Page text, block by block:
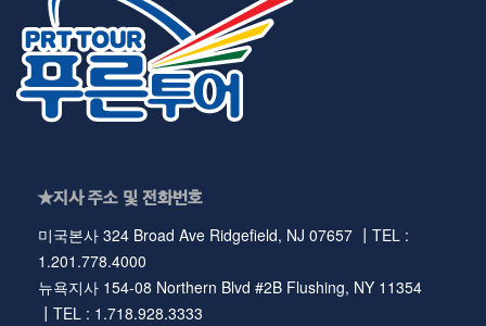
★지사 주소 및 전화번호
미국본사 324 Broad Ave Ridgefield, NJ 07657 ┃TEL :
1.201.778.4000
뉴욕지사 154-08 Northern Blvd #2B Flushing, NY 11354
┃TEL : 1.718.928.3333